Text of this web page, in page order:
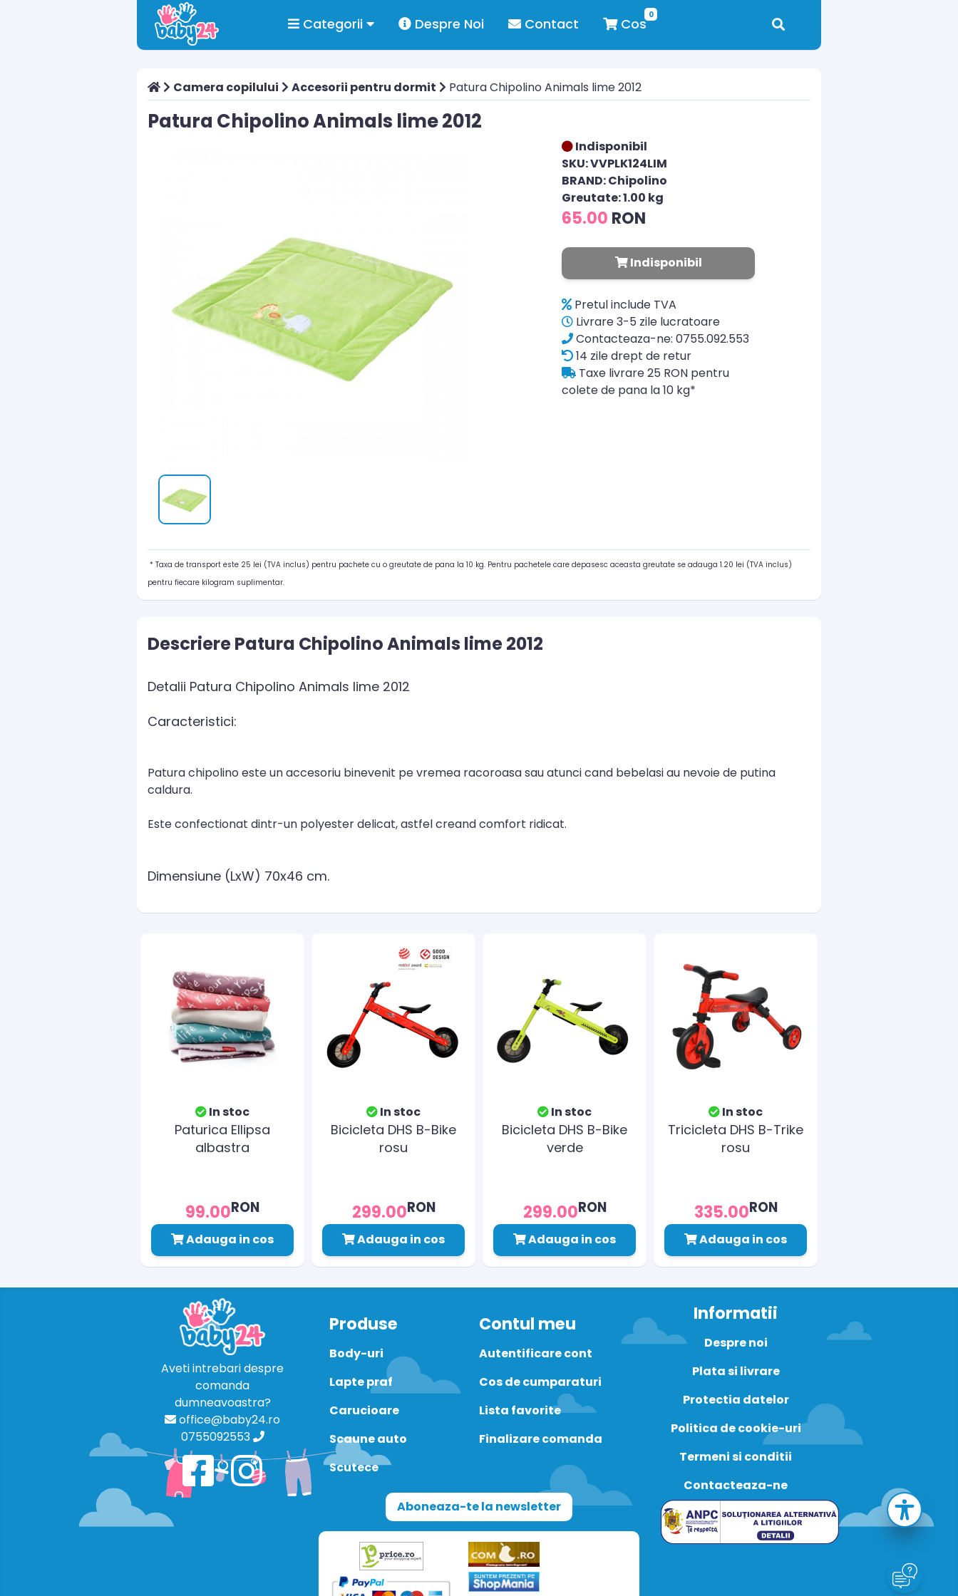
Categorii Despre Noi Contact
0
Cos
Camera copilului Accesorii pentru dormit Patura Chipolino Animals lime 2012
Patura Chipolino Animals lime 2012
Indisponibil
SKU: VVPLK124LIM
BRAND: Chipolino
Greutate: 1.00 kg
65.00 RON
Indisponibil
Pretul include TVA
Livrare 3-5 zile lucratoare
Contacteaza-ne: 0755.092.553
14 zile drept de retur
Taxe livrare 25 RON pentru
colete de pana la 10 kg*
* Taxa de transport este 25 lei (TVA inclus) pentru pachete cu o greutate de pana la 10 kg. Pentru pachetele care depasesc aceasta greutate se adauga 1.20 lei (TVA inclus)
pentru fiecare kilogram suplimentar.
Descriere Patura Chipolino Animals lime 2012
Detalii Patura Chipolino Animals lime 2012
Caracteristici:
Patura chipolino este un accesoriu binevenit pe vremea racoroasa sau atunci cand bebelasi au nevoie de putina
caldura.
Este confectionat dintr-un polyester delicat, astfel creand comfort ridicat.
Dimensiune (LxW) 70x46 cm.
In stoc
Paturica Ellipsa
albastra
99.00RON
Adauga in cos
In stoc
Bicicleta DHS B-Bike
rosu
299.00RON
Adauga in cos
In stoc
Bicicleta DHS B-Bike
verde
299.00RON
Adauga in cos
In stoc
Tricicleta DHS B-Trike
rosu
335.00RON
Adauga in cos
Aveti intrebari despre
comanda
dumneavoastra?
office@baby24.ro
0755092553
Produse
Body-uri
Lapte praf
Carucioare
Scaune auto
Scutece
Contul meu
Autentificare cont
Cos de cumparaturi
Lista favorite
Finalizare comanda
Aboneaza-te la newsletter
Informatii
Despre noi
Plata si livrare
Protectia datelor
Politica de cookie-uri
Termeni si conditii
Contacteaza-ne